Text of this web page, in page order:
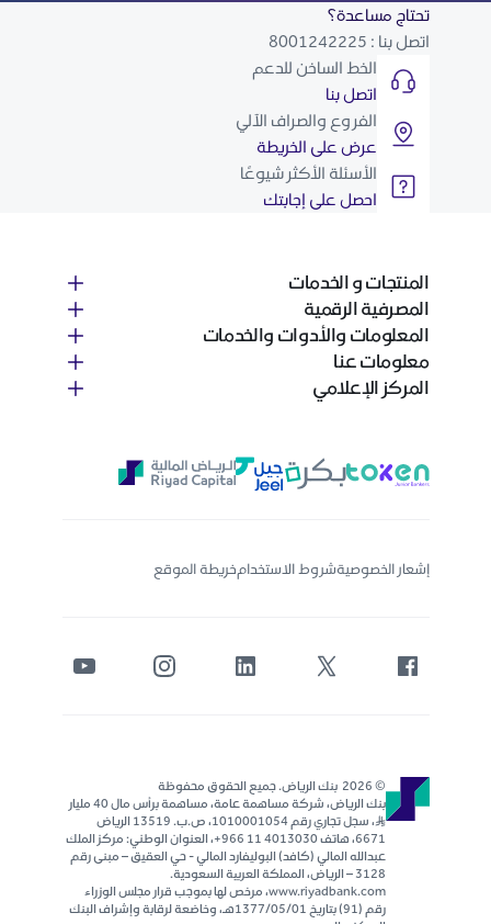
تحتاج مساعدة؟
اتصل بنا : 8001242225
الخط الساخن للدعم
اتصل بنا
الفروع والصراف الآلي
عرض على الخريطة
الأسئلة الأكثر شيوعًا
احصل على إجابتك
المنتجات و الخدمات
المصرفية الرقمية
المعلومات والأدوات والخدمات
معلومات عنا
المركز الإعلامي
إشعار الخصوصيةشروط الاستخدامخريطة الموقع
بنك الرياض، شركة مساهمة عامة، مساهمة برأس مال 40 مليار
ر..س، سجل تجاري رقم 1010001054، ص.ب. 13519 الرياض
6671، هاتف 4013030 11 966+، العنوان الوطني: مركز الملك
عبدالله المالي (كافد) البوليفارد المالي - حي العقيق – مبنى رقم
٣١٢٨ – الرياض، المملكة العربية السعودية.
www.riyadbank.com، مرخص لها بموجب قرار مجلس الوزراء
رقم (91) بتاريخ 1377/05/01هـ، وخاضعة لرقابة وإشراف البنك